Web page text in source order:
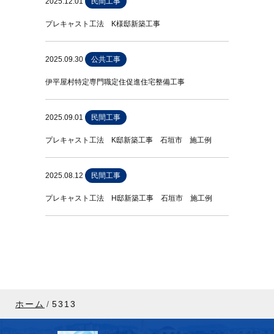
プレキャスト工法 K様邸新築工事
2025.09.30 公共工事
伊平屋村特定専門職定住促進住宅整備工事
2025.09.01 民間工事
プレキャスト工法 K邸新築工事 石垣市 施工例
2025.08.12 民間工事
プレキャスト工法 H邸新築工事 石垣市 施工例
ホーム 5313